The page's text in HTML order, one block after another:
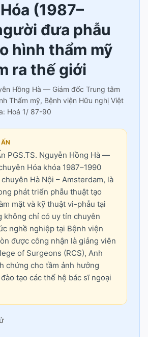
(1987–
đưa phẫu
hình thẩm mỹ
ra thế giới
Hồng Hà — Giám đốc Trung tâm
Thẩm mỹ, Bệnh viện Hữu nghị Việt
Hoá 1/ 87-90
PGS.TS. Nguyễn Hồng Hà —
Hóa khóa 1987–1990
Hà Nội – Amsterdam, là
phát triển phẫu thuật tạo
mặt và kỹ thuật vi-phẫu tại
không chỉ có uy tín chuyên
nghề nghiệp tại Bệnh viện
được công nhận là giảng viên
of Surgeons (RCS), Anh
chứng cho tầm ảnh hưởng
tạo các thế hệ bác sĩ ngoại